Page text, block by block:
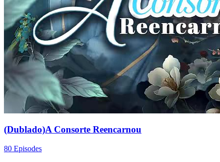
(Dublado)A Consorte Reencarnou
80 Episodes